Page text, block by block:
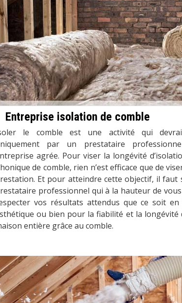
Entreprise isolation de comble
le comble est une activité qui
par un prestataire
agrée. Pour viser la longévité
de comble, rien n’est efficace que de
Et pour atteindre cette objectif, il faut
professionnel qui à la hauteur de
vos résultats attendus que ce soit en
ou bien pour la fiabilité et la longévité
entière grâce au comble.